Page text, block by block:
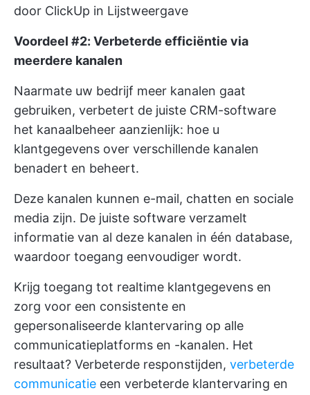
door ClickUp in Lijstweergave
Voordeel #2: Verbeterde efficiëntie via
meerdere kanalen
Naarmate uw bedrijf meer kanalen gaat
gebruiken, verbetert de juiste CRM-software
het kanaalbeheer aanzienlijk: hoe u
klantgegevens over verschillende kanalen
benadert en beheert.
Deze kanalen kunnen e-mail, chatten en sociale
media zijn. De juiste software verzamelt
informatie van al deze kanalen in één database,
waardoor toegang eenvoudiger wordt.
Krijg toegang tot realtime klantgegevens en
zorg voor een consistente en
gepersonaliseerde klantervaring op alle
communicatieplatforms en -kanalen. Het
resultaat? Verbeterde responstijden, verbeterde
communicatie een verbeterde klantervaring en